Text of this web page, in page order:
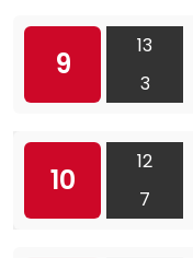
9
13
3
10
12
7